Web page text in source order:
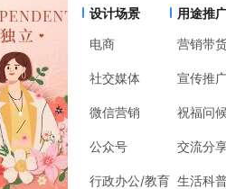
设计场景
电商
社交媒体
微信营销
公众号
行政办公/教育
用途推
营销带
宣传推
祝福问
交流分
生活科